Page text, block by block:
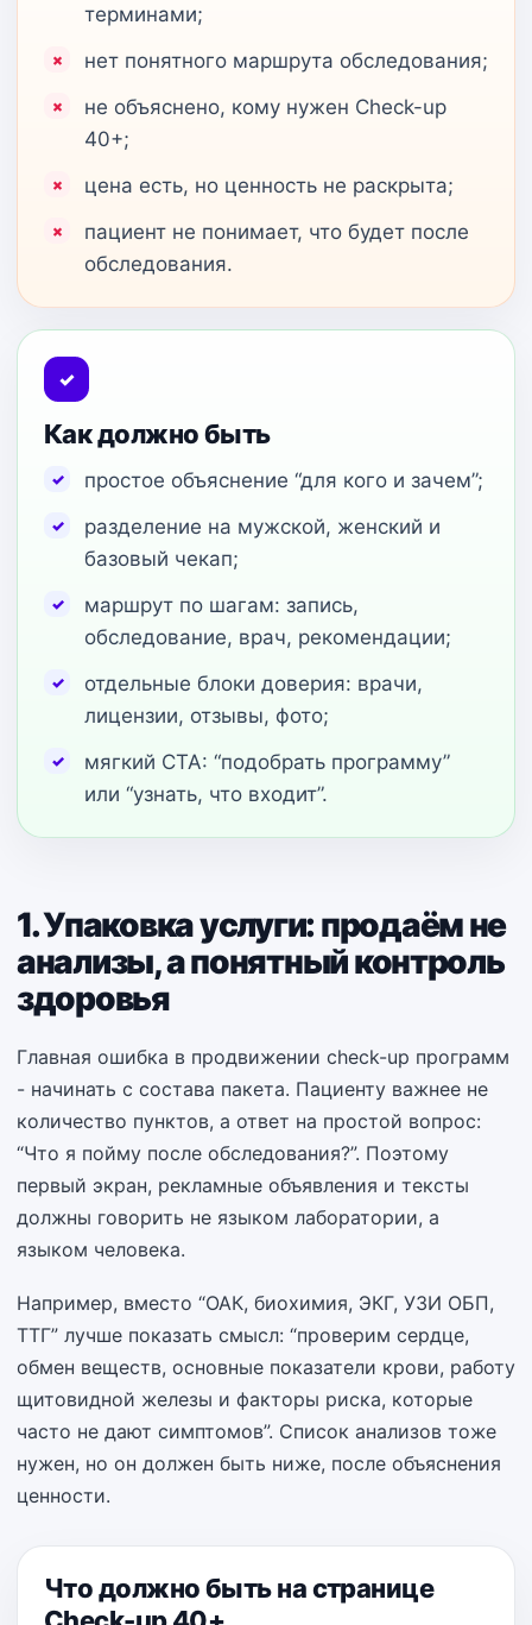
терминами;
нет понятного маршрута обследования;
не объяснено, кому нужен Check-up
40+;
цена есть, но ценность не раскрыта;
пациент не понимает, что будет после
обследования.
✓
Как должно быть
простое объяснение “для кого и зачем”;
разделение на мужской, женский и
базовый чекап;
маршрут по шагам: запись,
обследование, врач, рекомендации;
отдельные блоки доверия: врачи,
лицензии, отзывы, фото;
мягкий CTA: “подобрать программу”
или “узнать, что входит”.
1. Упаковка услуги: продаём не
анализы, а понятный контроль
здоровья
Главная ошибка в продвижении check-up программ
- начинать с состава пакета. Пациенту важнее не
количество пунктов, а ответ на простой вопрос:
“Что я пойму после обследования?”. Поэтому
первый экран, рекламные объявления и тексты
должны говорить не языком лаборатории, а
языком человека.
Например, вместо “ОАК, биохимия, ЭКГ, УЗИ ОБП,
ТТГ” лучше показать смысл: “проверим сердце,
обмен веществ, основные показатели крови, работу
щитовидной железы и факторы риска, которые
часто не дают симптомов”. Список анализов тоже
нужен, но он должен быть ниже, после объяснения
ценности.
Что должно быть на странице